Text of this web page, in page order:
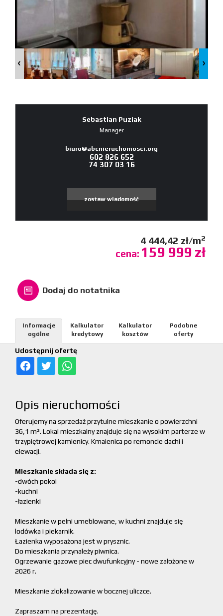
Sebastian Puziak
Manager
biuro@abcnieruchomosci.org
602 826 652
74 307 03 16
zostaw wiadomość
4 444,42 zł/m2
cena: 159 999 zł
Dodaj do notatnika
Udostępnij ofertę
Informacje
ogólne
Kalkulator
kredytowy
Kalkulator
kosztów
Podobne
oferty
Opis nieruchomości
Oferujemy na sprzedaż przytulne mieszkanie o powierzchni
36,1 m². Lokal mieszkalny znajduje się na wysokim parterze w
trzypiętrowej kamienicy. Kmaienica po remoncie dachi i
elewacji.
Mieszkanie składa się z:
-dwóch pokoi
-kuchni
-łazienki
Mieszkanie w pełni umeblowane, w kuchni znajduje się
lodówka i piekarnik.
Łazienka wyposażona jest w prysznic.
Do mieszkania przynależy piwnica.
Ogrzewanie gazowe piec dwufunkcyjny - nowe założone w
2026 r.
Mieszkanie zlokalizowanie w bocznej uliczce.
Zapraszam na prezentację.